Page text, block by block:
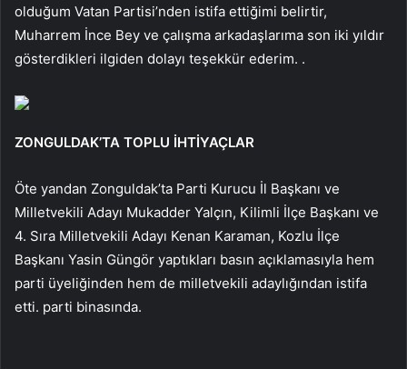
olduğum Vatan Partisi’nden istifa ettiğimi belirtir,
Muharrem İnce Bey ve çalışma arkadaşlarıma son iki yıldır
gösterdikleri ilgiden dolayı teşekkür ederim. .
ZONGULDAK’TA TOPLU İHTİYAÇLAR
Öte yandan Zonguldak’ta Parti Kurucu İl Başkanı ve
Milletvekili Adayı Mukadder Yalçın, Kilimli İlçe Başkanı ve
4. Sıra Milletvekili Adayı Kenan Karaman, Kozlu İlçe
Başkanı Yasin Güngör yaptıkları basın açıklamasıyla hem
parti üyeliğinden hem de milletvekili adaylığından istifa
etti. parti binasında.